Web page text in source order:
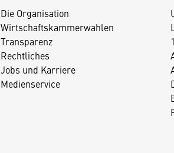
Die Organisation
Wirtschaftskammerwahlen
Transparenz
Rechtliches
Jobs und Karriere
Medienservice